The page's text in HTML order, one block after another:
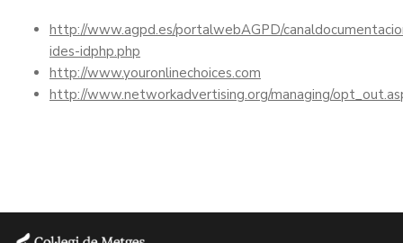
http://www.agpd.es/portalwebAGPD/
ides-idphp.php
http://www.youronlinechoices.com
http://www.networkadvertising.org/managing/